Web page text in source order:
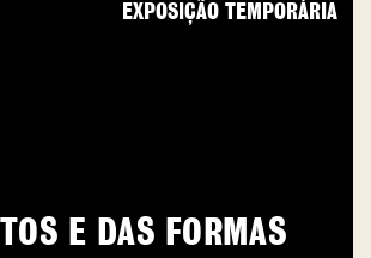
E DAS FORMAS
EXPOSIÇÃO TEMPORÁRIA